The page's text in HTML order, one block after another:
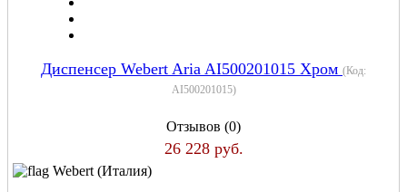
Диспенсер Webert Aria AI500201015 Хром (Код:
AI500201015)
Отзывов (0)
26 228 руб.
Webert (Италия)